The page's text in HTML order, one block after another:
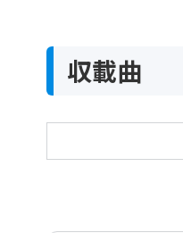
収載曲